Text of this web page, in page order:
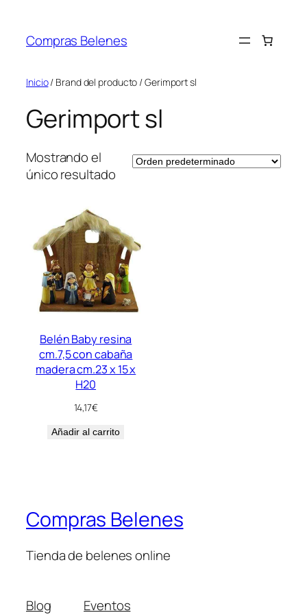
contenido
Compras Belenes
Inicio/ Brand del producto / Gerimport sl
Gerimport sl
Mostrando el
único resultado
Belén Baby resina
cm.7,5 con cabaña
madera cm.23 x 15 x
H20
14,17€
Añadir al carrito
Compras Belenes
Tienda de belenes online
Blog
Eventos